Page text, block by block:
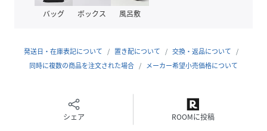
※付け方については、動画をご参照してください。
ネックレスの長さ：36.5cm~40cm（アジャスターで調節可
(ハンドメイドですので細かな誤差が生じることがあります。
予めご了承ください。)
バッグ ボックス 風呂敷
発送日・在庫表記について 置き配について
交換・返品について
同時に複数の商品を注文された場合
メーカー希望小売価格について
シェア ROOMに投稿